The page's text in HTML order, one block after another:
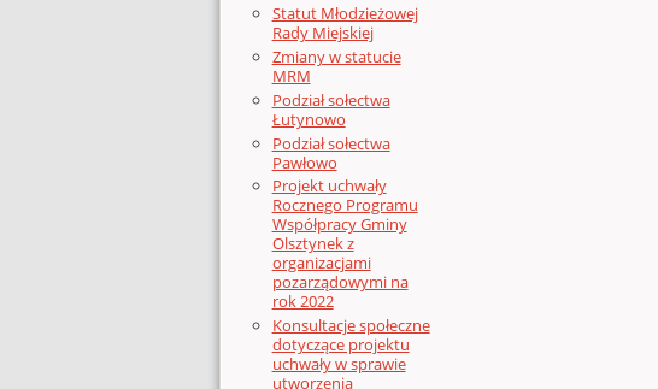
Statut Młodzieżowej
Rady Miejskiej
Zmiany w statucie
MRM
Podział sołectwa
Łutynowo
Podział sołectwa
Pawłowo
Projekt uchwały
Rocznego Programu
Współpracy Gminy
Olsztynek z
organizacjami
pozarządowymi na
rok 2022
Konsultacje społeczne
dotyczące projektu
uchwały w sprawie
utworzenia